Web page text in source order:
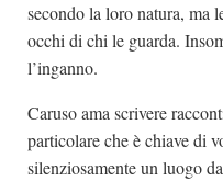
secondo la loro natura, ma
occhi di chi le guarda.
l’inganno.
Caruso ama scrivere
particolare che è chiave di
silenziosamente un luogo